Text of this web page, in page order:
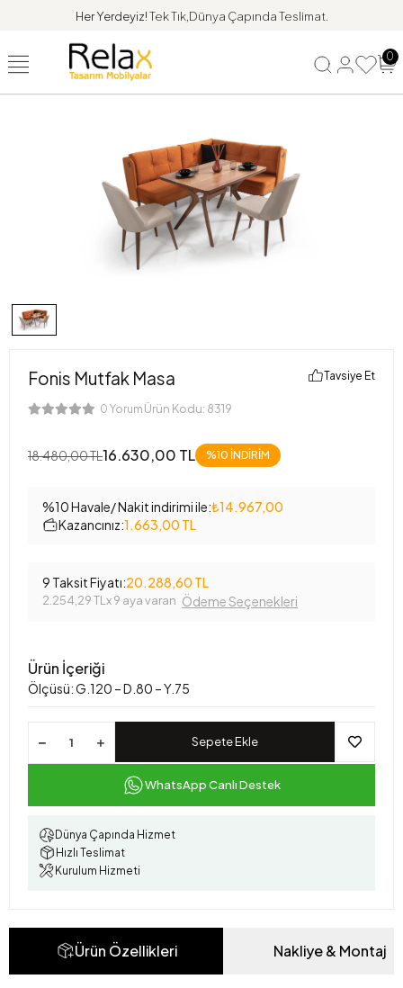
Her Yerdeyiz!Tek Tık,Dünya Çapında Teslimat.
0
Fonis Mutfak Masa
0 Yorum Ürün Kodu: 8319
Tavsiye Et
18.480,00 TL16.630,00 TL %10 İNDİRİM
%10 Havale/ Nakit indirimi ile:₺14.967,00
Kazancınız:1.663,00 TL
9 Taksit Fiyatı:20.288,60 TL
2.254,29 TL x 9 aya varan Ödeme Seçenekleri
Ürün İçeriği
Ölçüsü: G.120 – D.80 – Y.75
Sepete Ekle
WhatsApp Canlı Destek
Dünya Çapında Hizmet
Hızlı Teslimat
Kurulum Hizmeti
Ürün Özellikleri Nakliye & Montaj